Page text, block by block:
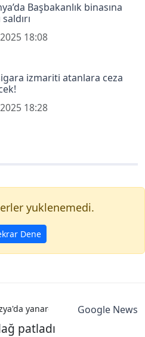
Başbakanlık binasına
18:08
izmariti atanlara ceza
18:28
yuklenemedi.
Dene
yanardağ patladıGoogle News
patladı